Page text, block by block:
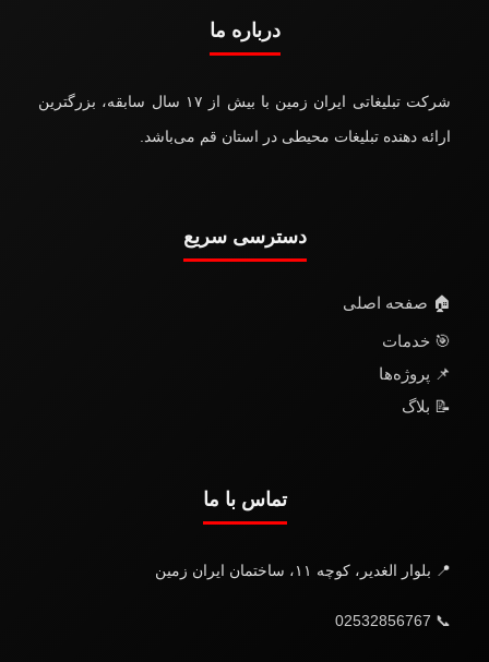
درباره ما
شرکت تبلیغاتی ایران زمین با بیش از ۱۷ سال سابقه، بزرگترین
ارائه دهنده تبلیغات محیطی در استان قم می‌باشد.
دسترسی سریع
🏠 صفحه اصلی
🎯 خدمات
📌 پروژه‌ها
📝 بلاگ
تماس با ما
📍 بلوار الغدیر، کوچه ۱۱، ساختمان ایران زمین
📞 02532856767